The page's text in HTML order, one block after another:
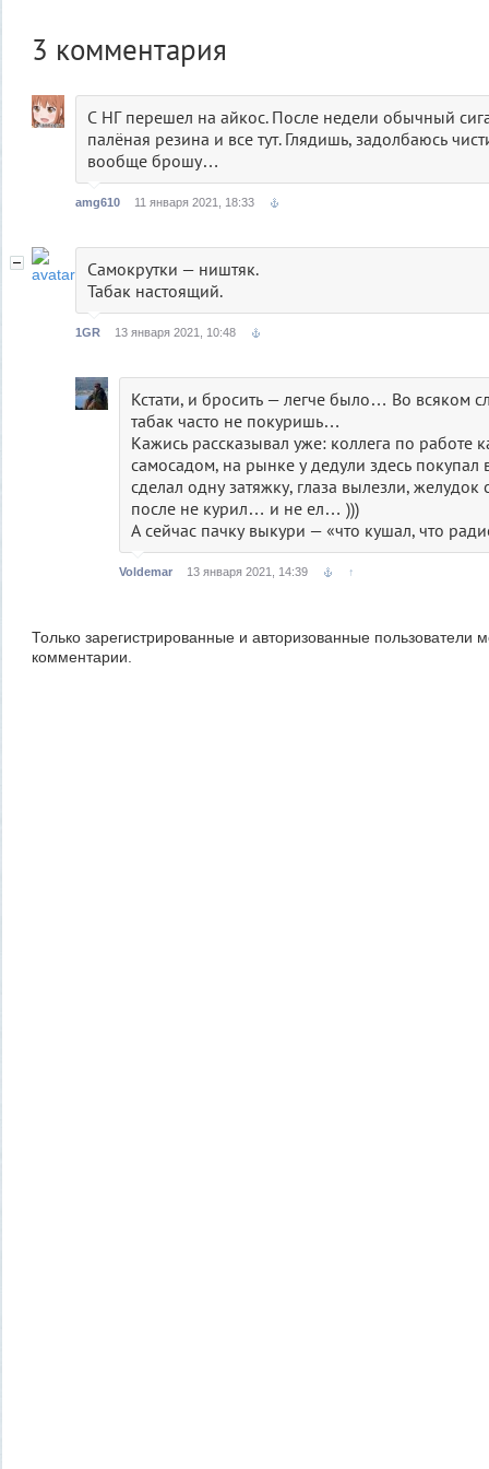
3 комментария
С НГ перешел на айкос. После недели обычный
палёная резина и все тут. Глядишь, задолбаюсь
вообще брошу…
amg610 11 января 2021, 18:33
Самокрутки — ништяк.
Табак настоящий.
1GR 13 января 2021, 10:48
Кстати, и бросить — легче было… Во всяком
табак часто не покуришь…
Кажись рассказывал уже: коллега по работе
самосадом, на рынке у дедули здесь покупал
сделал одну затяжку, глаза вылезли, желудок
после не курил… и не ел… )))
А сейчас пачку выкури — «что кушал, что
Voldemar 13 января 2021, 14:39 ↑
Только зарегистрированные и авторизованные пользователи
комментарии.